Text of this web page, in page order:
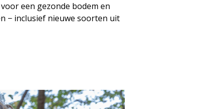
een gezonde bodem en
− inclusief nieuwe soorten uit